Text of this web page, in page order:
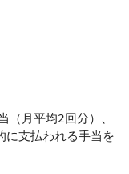
月平均2回分）、
に支払われる手当を